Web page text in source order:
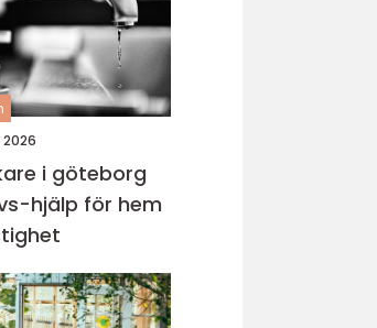
i göteborg
hjälp för hem